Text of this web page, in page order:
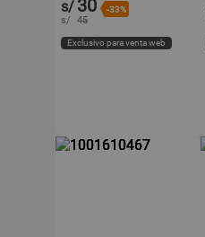
s/ 30 -33%
s/ 45
Exclusivo para venta web